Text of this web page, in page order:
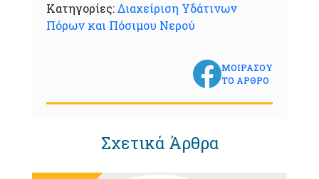
Κατηγορίες:Διαχείριση Υδάτινων
Πόρων και Πόσιμου Νερού
ΜΟΙΡΑΣΟΥ
ΤΟ ΑΡΘΡΟ
Σχετικά Άρθρα